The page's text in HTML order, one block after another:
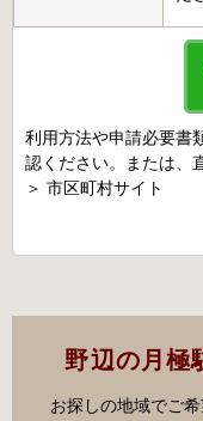
利用方法や申請必要書
認ください。または、
＞ 市区町村サイト
野辺の月極
お探しの地域でご